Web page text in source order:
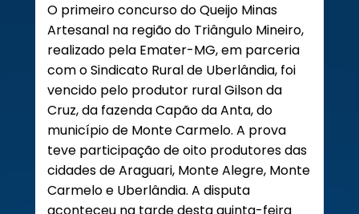
O primeiro concurso do Queijo Minas
Artesanal na região do Triângulo Mineiro,
realizado pela Emater-MG, em parceria
com o Sindicato Rural de Uberlândia, foi
vencido pelo produtor rural Gilson da
Cruz, da fazenda Capão da Anta, do
município de Monte Carmelo. A prova
teve participação de oito produtores das
cidades de Araguari, Monte Alegre, Monte
Carmelo e Uberlândia. A disputa